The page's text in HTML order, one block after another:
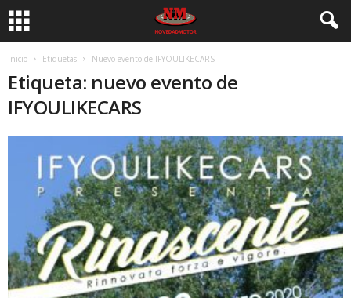
Inicio Etiquetas Nuevo evento de IFYOULIKECARS
Etiqueta: nuevo evento de
IFYOULIKECARS